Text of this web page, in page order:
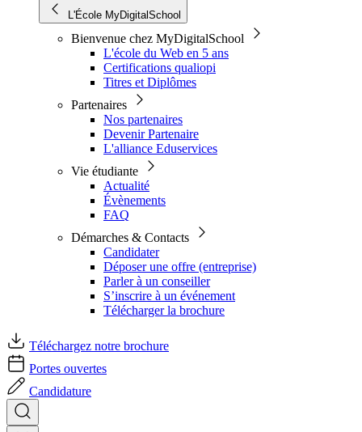
L'École MyDigitalSchool
Bienvenue chez MyDigitalSchool
L'école du Web en 5 ans
Certifications qualiopi
Titres et Diplômes
Partenaires
Nos partenaires
Devenir Partenaire
L'alliance Eduservices
Vie étudiante
Actualité
Évènements
FAQ
Démarches & Contacts
Candidater
Déposer une offre (entreprise)
Parler à un conseiller
S’inscrire à un événement
Télécharger la brochure
Téléchargez notre brochure
Portes ouvertes
Candidature